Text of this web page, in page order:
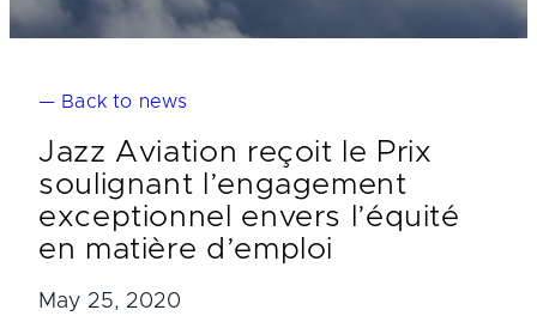
— Back to news
Jazz Aviation reçoit le Prix
soulignant l’engagement
exceptionnel envers l’équité
en matière d’emploi
May 25, 2020